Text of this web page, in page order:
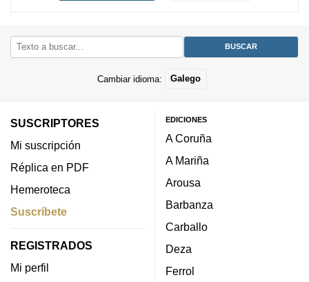
Cambiar idioma: Galego
SUSCRIPTORES
Mi suscripción
Réplica en PDF
Hemeroteca
Suscríbete
REGISTRADOS
Mi perfil
EDICIONES
A Coruña
A Mariña
Arousa
Barbanza
Carballo
Deza
Ferrol